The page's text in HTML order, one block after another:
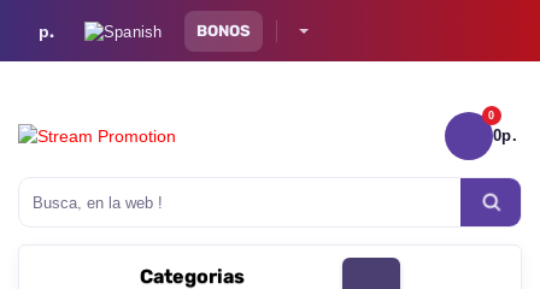
р. BONOS
Busca, en la web !
0
0р.
Categorias